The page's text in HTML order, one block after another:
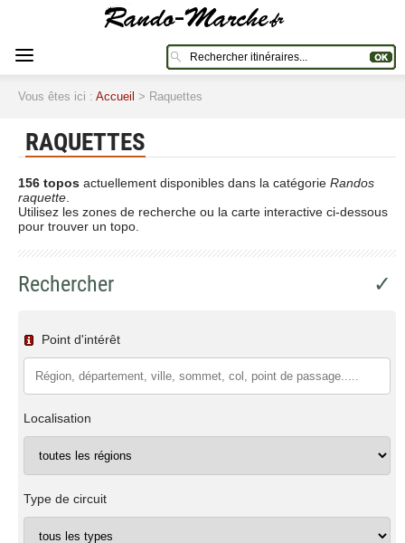
Vous êtes ici : Accueil > Raquettes
RAQUETTES
156 topos actuellement disponibles dans la catégorie Randos
raquette
Utilisez les zones de recherche ou la carte interactive ci-dessous
pour trouver un topo.
Rechercher ✓
Point d'intérêt
Localisation
Type de circuit